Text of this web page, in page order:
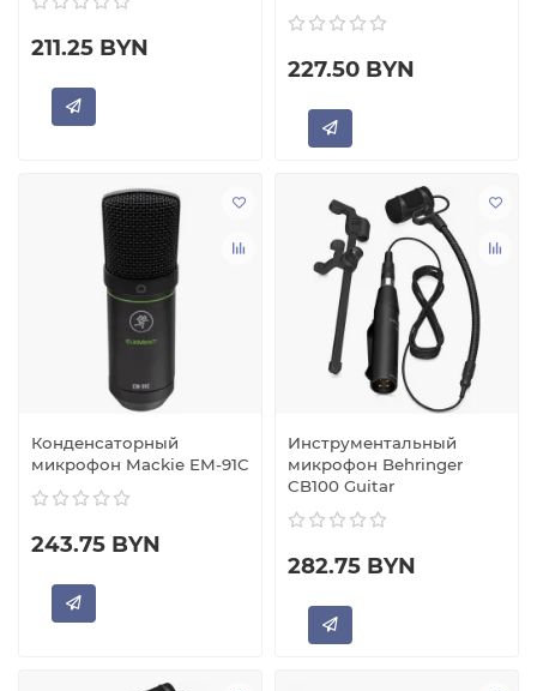
211.25 BYN
227.50 BYN
Конденсаторный
микрофон Mackie EM-91C
243.75 BYN
Инструментальный
микрофон Behringer
CB100 Guitar
282.75 BYN